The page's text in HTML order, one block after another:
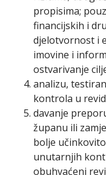
propisima;
financijskih i
djelotvornost i
imovine i
ostvarivanje
analizu,
kontrola u
davanje
županu ili
bolje
unutarnjih
obuhvaćeni